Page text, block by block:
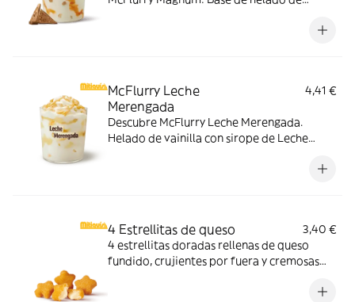
Topping triturado de galleta con perlas y
McFlurry Leche
Merengada
4,41 €
Descubre McFlurry Leche Merengada.
Helado de vainilla con sirope de Leche
ahora y no te quedes sin tus mitiquísimos
4 Estrellitas de queso
3,40 €
4 estrellitas doradas rellenas de queso
fundido, crujientes por fuera y cremosas